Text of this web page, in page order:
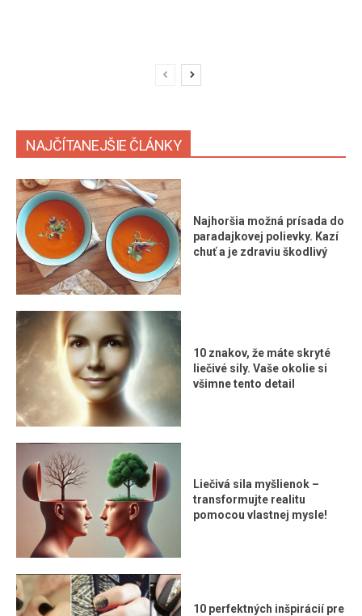
NAJČÍTANEJŠIE ČLÁNKY
Najhoršia možná prísada do
paradajkovej polievky. Kazí
chuť a je zdraviu škodlivý
10 znakov, že máte skryté
liečivé sily. Vaše okolie si
všimne tento detail
Liečivá sila myšlienok –
transformujte realitu
pomocou vlastnej mysle!
10 perfektných inšpirácií pre